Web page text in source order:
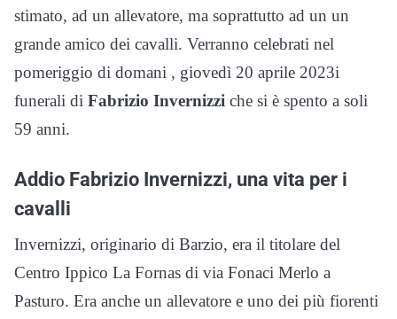
stimato, ad un allevatore, ma soprattutto ad un un
grande amico dei cavalli. Verranno celebrati nel
pomeriggio di domani , giovedì 20 aprile 2023i
funerali di Fabrizio Invernizzi che si è spento a soli
59 anni.
Addio Fabrizio Invernizzi, una vita per i
cavalli
Invernizzi, originario di Barzio, era il titolare del
Centro Ippico La Fornas di via Fonaci Merlo a
Pasturo. Era anche un allevatore e uno dei più fiorenti